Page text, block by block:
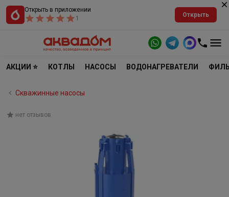
Открыть в приложении
1
Открыть
АКЦИИ ⭐ КОТЛЫ НАСОСЫ ВОДОНАГРЕВАТЕЛИ
Скважинные насосы
нет отзывов